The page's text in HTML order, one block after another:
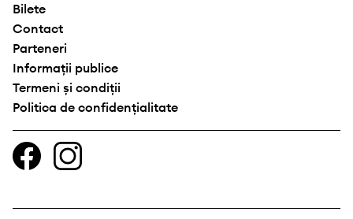
Bilete
Contact
Parteneri
Informații publice
Termeni și condiții
Politica de confidențialitate